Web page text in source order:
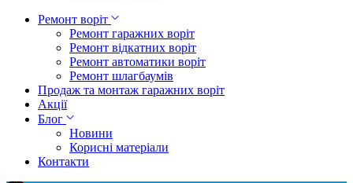
Ремонт воріт
Ремонт гаражних воріт
Ремонт відкатних воріт
Ремонт автоматики воріт
Ремонт шлагбаумів
Продаж та монтаж гаражних воріт
Акції
Блог
Новини
Корисні матеріали
Контакти